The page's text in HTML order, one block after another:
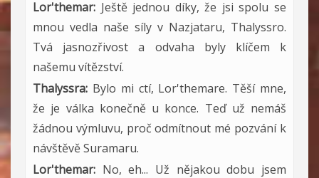
Lor'themar: Ještě jednou díky, že jsi spolu se
mnou vedla naše síly v Nazjataru, Thalyssro.
Tvá jasnozřivost a odvaha byly klíčem k
našemu vítězství.
Thalyssra: Bylo mi ctí, Lor'themare. Těší mne,
že je válka konečně u konce. Teď už nemáš
žádnou výmluvu, proč odmítnout mé pozvání k
návštěvě Suramaru.
Lor'themar: No, eh... Už nějakou dobu jsem